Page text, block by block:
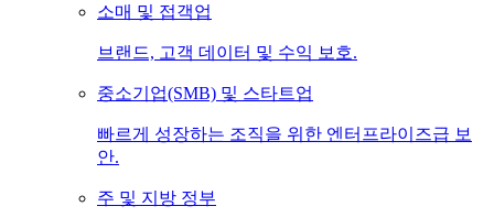
소매 및 접객업
브랜드, 고객 데이터 및 수익 보호.
중소기업(SMB) 및 스타트업
빠르게 성장하는 조직을 위한 엔터프라이즈급 보
안.
주 및 지방 정부